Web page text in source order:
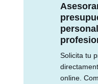
Solicita tu
online.